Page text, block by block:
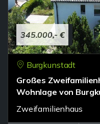
345.000,- €
Burgkunstadt
Großes
Wohnlage von
Zweifamilienhaus